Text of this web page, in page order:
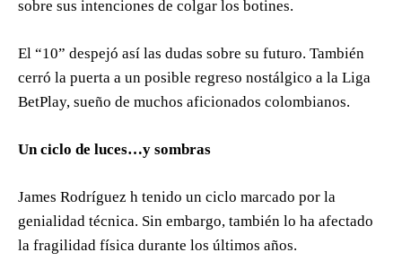
sobre sus intenciones de colgar los botines.
El “10” despejó así las dudas sobre su futuro. También
cerró la puerta a un posible regreso nostálgico a la Liga
BetPlay, sueño de muchos aficionados colombianos.
Un ciclo de luces…y sombras
James Rodríguez h tenido un ciclo marcado por la
genialidad técnica. Sin embargo, también lo ha afectado
la fragilidad física durante los últimos años.